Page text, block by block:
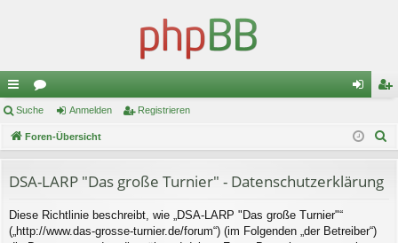
ch
ne
ug
riff
or
en m
de
ist
re
Suche Anmelden Registrieren
Foren-Übersicht
DSA-LARP "Das große Turnier" - Datenschutzerklärung
Diese Richtlinie beschreibt, wie „DSA-LARP "Das große Turnier"“
(„http://www.das-grosse-turnier.de/forum“) (im Folgenden „der Betreiber“)